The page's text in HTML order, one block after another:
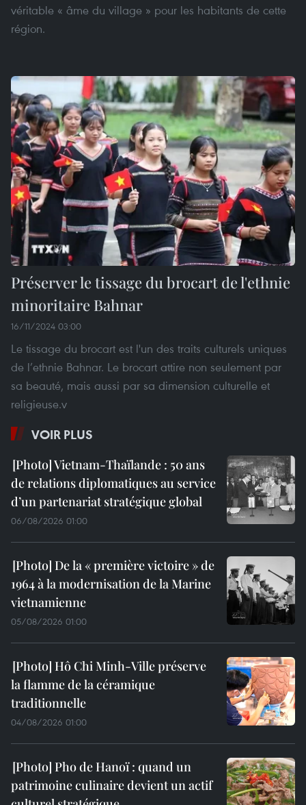
véritable « âme du village » pour les habitants de cette
région.
Préserver le tissage du brocart de l'ethnie
minoritaire Bahnar
16/11/2024 03:00
Le tissage du brocart est l'un des traits culturels uniques
de l’ethnie Bahnar. Le brocart attire non seulement par
sa beauté, mais aussi par sa dimension culturelle et
religieuse.v
VOIR PLUS
Vietnam-Thaïlande : 50 ans
de relations diplomatiques au service
d’un partenariat stratégique global
06/08/2026 01:00
De la « première victoire » de
1964 à la modernisation de la Marine
vietnamienne
05/08/2026 01:00
Hô Chi Minh-Ville préserve
la flamme de la céramique
traditionnelle
04/08/2026 01:00
Pho de Hanoï : quand un
patrimoine culinaire devient un actif